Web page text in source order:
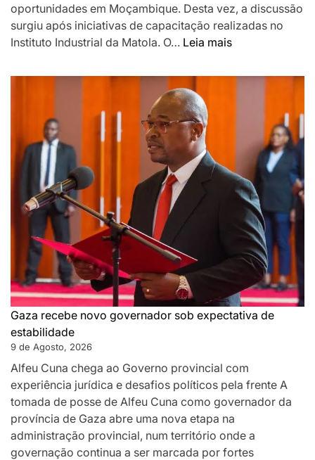
oportunidades em Moçambique. Desta vez, a discussão
surgiu após iniciativas de capacitação realizadas no
Instituto Industrial da Matola. O… Leia mais:
reacende
formação
jovens
para
trabalhar
em
Cabo
Delgado
Gaza recebe novo governador sob expectativa de
estabilidade
9 de Agosto, 2026
Alfeu Cuna chega ao Governo provincial com
experiência jurídica e desafios políticos pela frente A
tomada de posse de Alfeu Cuna como governador da
província de Gaza abre uma nova etapa na
administração provincial, num território onde a
governação continua a ser marcada por fortes